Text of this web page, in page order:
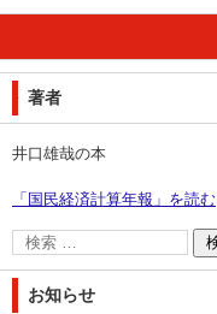
著者
井口雄哉の本
「国民経済計算年報」を読む
お知らせ